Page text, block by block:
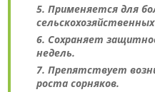
Применяется для
Сохраняет
недель.
Препятствует
роста сорняков.